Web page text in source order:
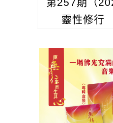
第257期（
靈性修行